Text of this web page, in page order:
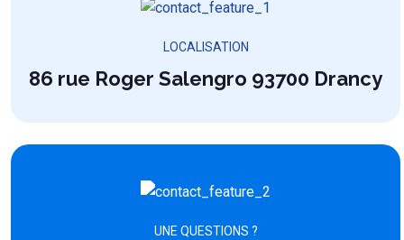
LOCALISATION
86 rue Roger Salengro 93700 Drancy
UNE QUESTIONS ?